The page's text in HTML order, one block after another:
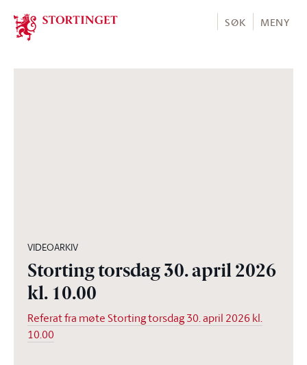
Stortinget.no
SØK MENY
VIDEOARKIV
Storting torsdag 30. april 2026
kl. 10.00
Referat fra møte Storting torsdag 30. april 2026 kl.
10.00